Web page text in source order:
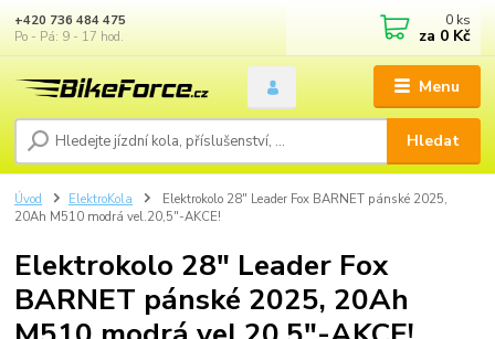
Menu
Hledat
+420 736 484 475
Po - Pá: 9 - 17 hod.
0 ks
za 0 Kč
Úvod ElektroKola
Elektrokolo 28" Leader Fox BARNET pánské 2025,
20Ah M510 modrá vel.20,5"-AKCE!
Elektrokolo 28" Leader Fox
BARNET pánské 2025, 20Ah